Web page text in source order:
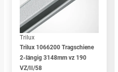
Trilux
Trilux 1066200 Tragschiene
2-längig 3148mm vz 190
VZ/II/58